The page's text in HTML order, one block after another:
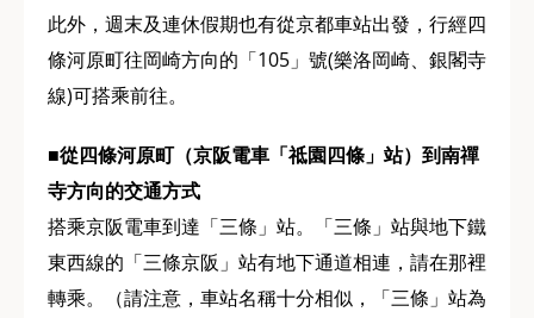
此外，週末及連休假期也有從京都車站出發，行經四
條河原町往岡崎方向的「105」號(樂洛岡崎、銀閣寺
線)可搭乘前往。
■從四條河原町（京阪電車「祗園四條」站）到南禪
寺方向的交通方式
搭乘京阪電車到達「三條」站。「三條」站與地下鐵
東西線的「三條京阪」站有地下通道相連，請在那裡
轉乘。（請注意，車站名稱十分相似，「三條」站為